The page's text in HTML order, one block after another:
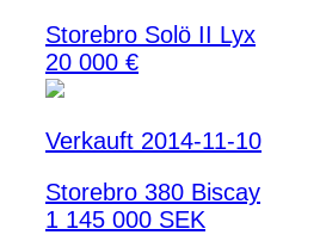
Storebro Solö II Lyx
20 000 €
Verkauft 2014-11-10
Storebro 380 Biscay
1 145 000 SEK